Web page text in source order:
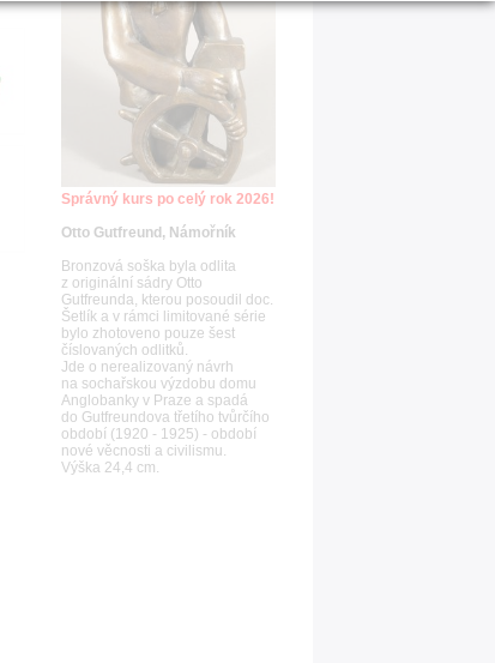
Správný kurs po celý rok 2026!
Otto Gutfreund, Námořník
Bronzová soška byla odlita
z originální sádry Otto
Gutfreunda, kterou posoudil doc.
Šetlík a v rámci limitované série
bylo zhotoveno pouze šest
číslovaných odlitků.
Jde o nerealizovaný návrh
na sochařskou výzdobu domu
Anglobanky v Praze a spadá
do Gutfreundova třetího tvůrčího
období (1920 - 1925) - období
nové věcnosti a civilismu.
Výška 24,4 cm.